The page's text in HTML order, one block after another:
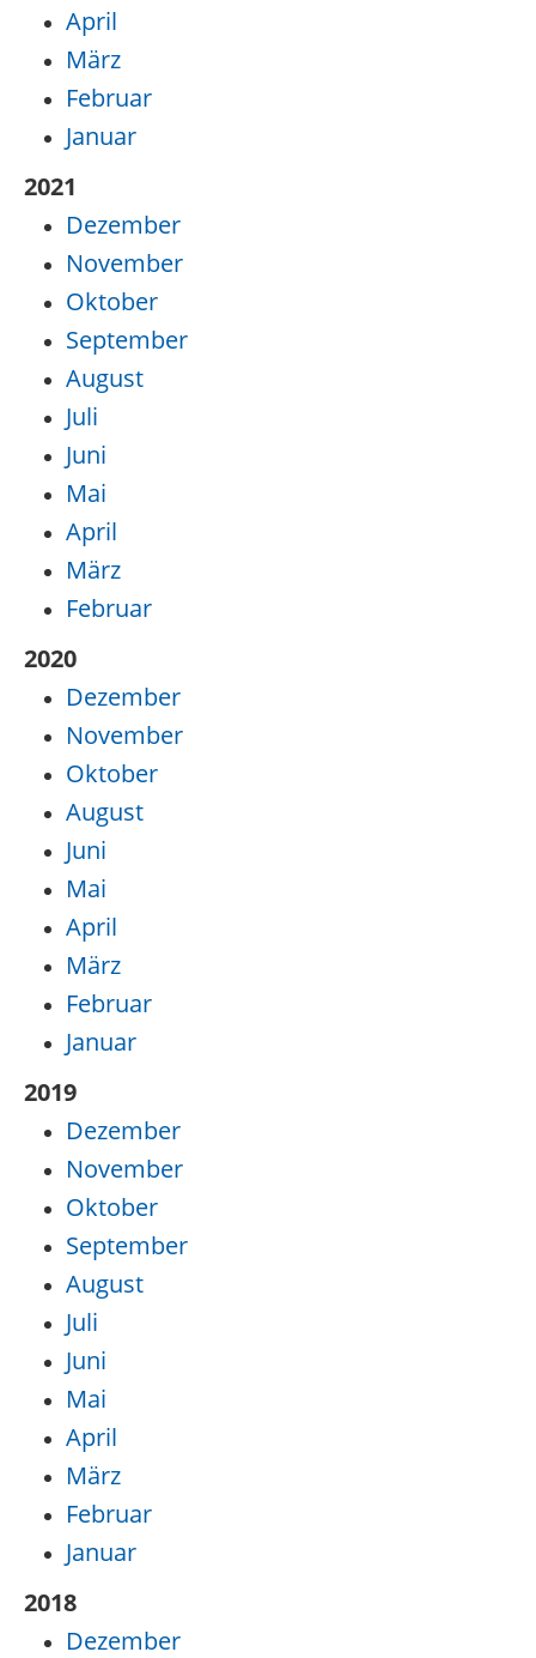
April
März
Februar
Januar
2021
Dezember
November
Oktober
September
August
Juli
Juni
Mai
April
März
Februar
2020
Dezember
November
Oktober
August
Juni
Mai
April
März
Februar
Januar
2019
Dezember
November
Oktober
September
August
Juli
Juni
Mai
April
März
Februar
Januar
2018
Dezember